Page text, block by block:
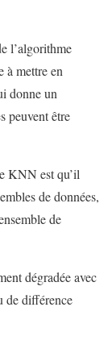
l’algorithme
à mettre en
donne un
peuvent être
KNN est qu’il
de données,
de
dégradée avec
de différence